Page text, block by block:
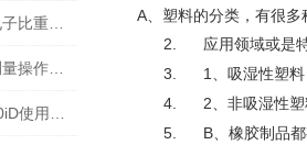
A 、塑料的分类，有很
2.
应用领域或是
3.
1
、吸湿性塑
4.
2 、非吸湿性
5.
B 、橡胶制品